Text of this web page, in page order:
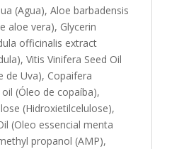
(Agua), Aloe barbadensis
aloe vera), Glycerin
officinalis extract
Vitis Vinifera Seed Oil
de Uva), Copaifera
(Óleo de copaíba),
(Hidroxietilcelulose),
(Oleo essencial menta
propanol (AMP),